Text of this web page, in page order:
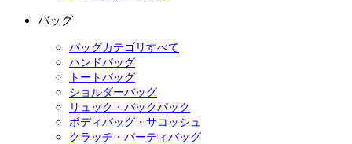
バッグ
バッグカテゴリすべて
ハンドバッグ
トートバッグ
ショルダーバッグ
リュック・バックパック
ボディバッグ・サコッシュ
クラッチ・パーティバッグ